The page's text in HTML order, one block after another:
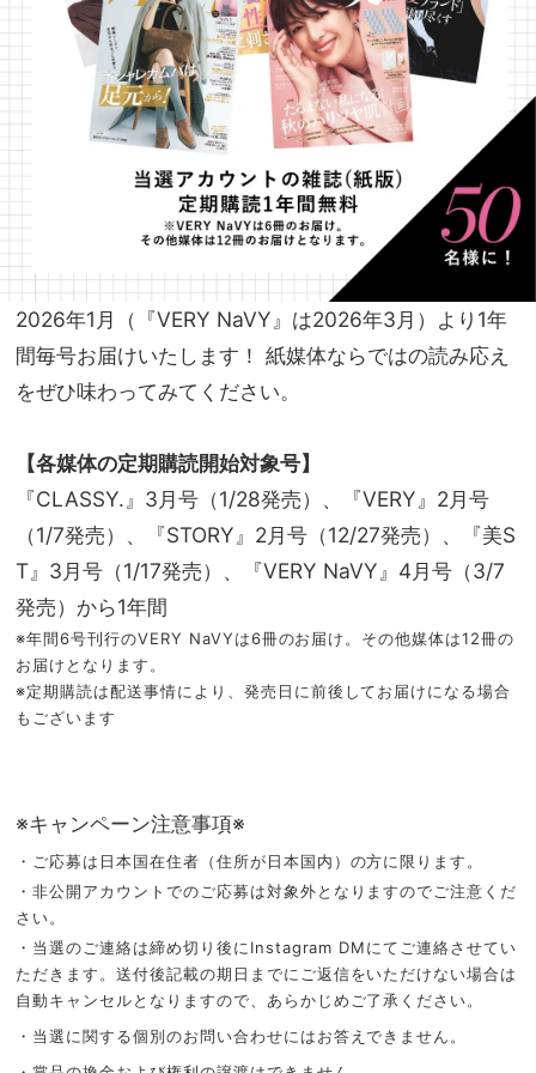
2026年1月（『VERY NaVY』は2026年3月）より1年
間毎号お届けいたします！ 紙媒体ならではの読み応え
をぜひ味わってみてください。
【各媒体の定期購読開始対象号】
『CLASSY.』3月号（1/28発売）、『VERY』2月号
（1/7発売）、『STORY』2月号（12/27発売）、『美S
T』3月号（1/17発売）、『VERY NaVY』4月号（3/7
発売）から1年間
※年間6号刊行のVERY NaVYは6冊のお届け。その他媒体は12冊の
お届けとなります。
※定期購読は配送事情により、発売日に前後してお届けになる場合
もございます
※キャンペーン注意事項※
・ご応募は日本国在住者（住所が日本国内）の方に限ります。
・非公開アカウントでのご応募は対象外となりますのでご注意くだ
さい。
・当選のご連絡は締め切り後にInstagram DMにてご連絡させてい
ただきます。送付後記載の期日までにご返信をいただけない場合は
自動キャンセルとなりますので、あらかじめご了承ください。
・当選に関する個別のお問い合わせにはお答えできません。